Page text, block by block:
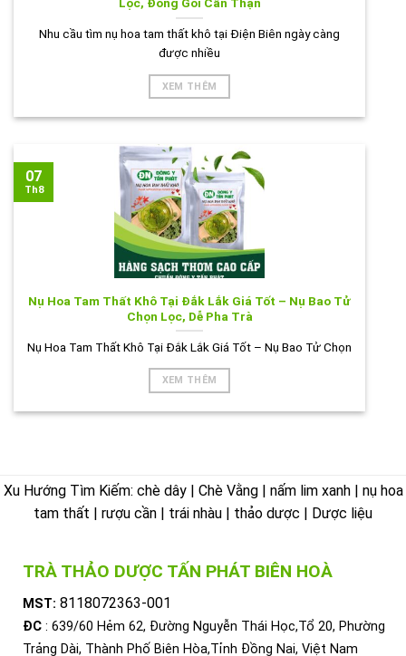
Nhu cầu tìm nụ hoa tam thất khô tại Điện Biên ngày càng
được nhiều
XEM THÊM
Nụ Hoa Tam Thất Khô Tại Đắk Lắk Giá Tốt – Nụ Bao Tử
Chọn Lọc, Dễ Pha Trà
Nụ Hoa Tam Thất Khô Tại Đắk Lắk Giá Tốt – Nụ Bao Tử Chọn
XEM THÊM
07
Th8
Xu Hướng Tìm Kiếm: chè dây | Chè Vằng | nấm lim xanh | nụ hoa
tam thất | rượu cần | trái nhàu | thảo dược | Dược liệu
TRÀ THẢO DƯỢC TẤN PHÁT BIÊN HOÀ
MST: 8118072363-001
ĐC : 639/60 Hẻm 62, Đường Nguyễn Thái Học,Tổ 20, Phường
Trảng Dài, Thành Phố Biên Hòa,Tỉnh Đồng Nai, Việt Nam